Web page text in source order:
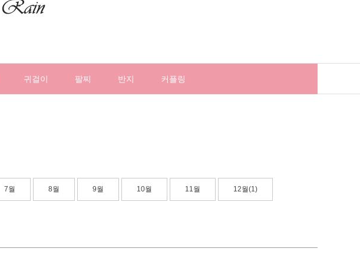
귀걸이 팔찌 반지 커플링
7월 8월 9월 10월 11월 12월(1)